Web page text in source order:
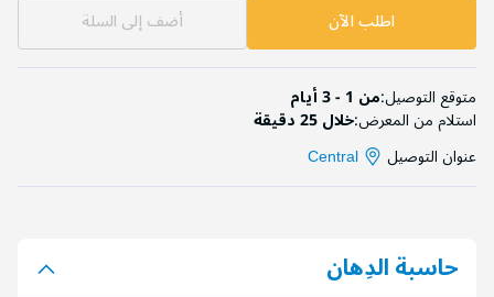
اطلب الآن أضف إلى السلة
متوقع التوصيل:من 1 - 3 أيام
استلام من المعرض:خلال 25 دقيقة
عنوان التوصيل
Central
حاسبة الدِهان